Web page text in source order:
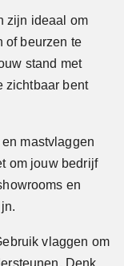
zijn ideaal om
of beurzen te
stand met
zichtbaar bent
mastvlaggen
om jouw bedrijf
en
vlaggen om
Denk